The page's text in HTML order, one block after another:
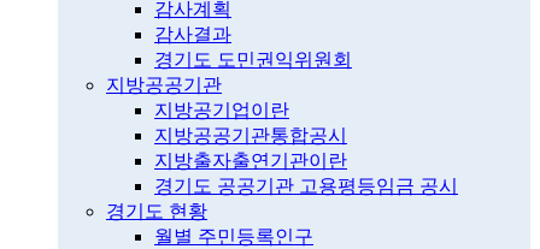
감사계획
감사결과
경기도 도민권익위원회
지방공공기관
지방공기업이란
지방공공기관통합공시
지방출자출연기관이란
경기도 공공기관 고용평등임금 공시
경기도 현황
월별 주민등록인구